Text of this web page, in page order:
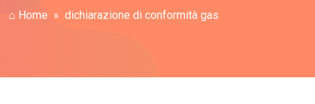
⌂ Home dichiarazione di conformità gas